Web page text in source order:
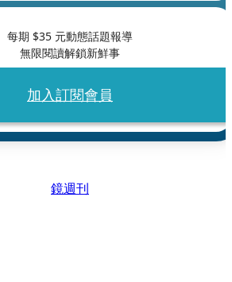
每期 $35 元動態話題報導
無限閱讀解鎖新鮮事
加入訂閱會員
鏡週刊